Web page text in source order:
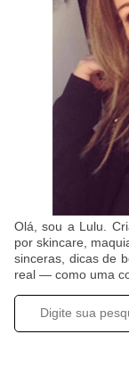
Olá, sou a Lulu.
por skincare,
sinceras, dicas de
real — como uma